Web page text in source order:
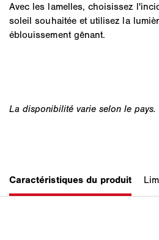
Avec les lamelles, choisissez
soleil souhaitée et utilisez la
éblouissement gênant.